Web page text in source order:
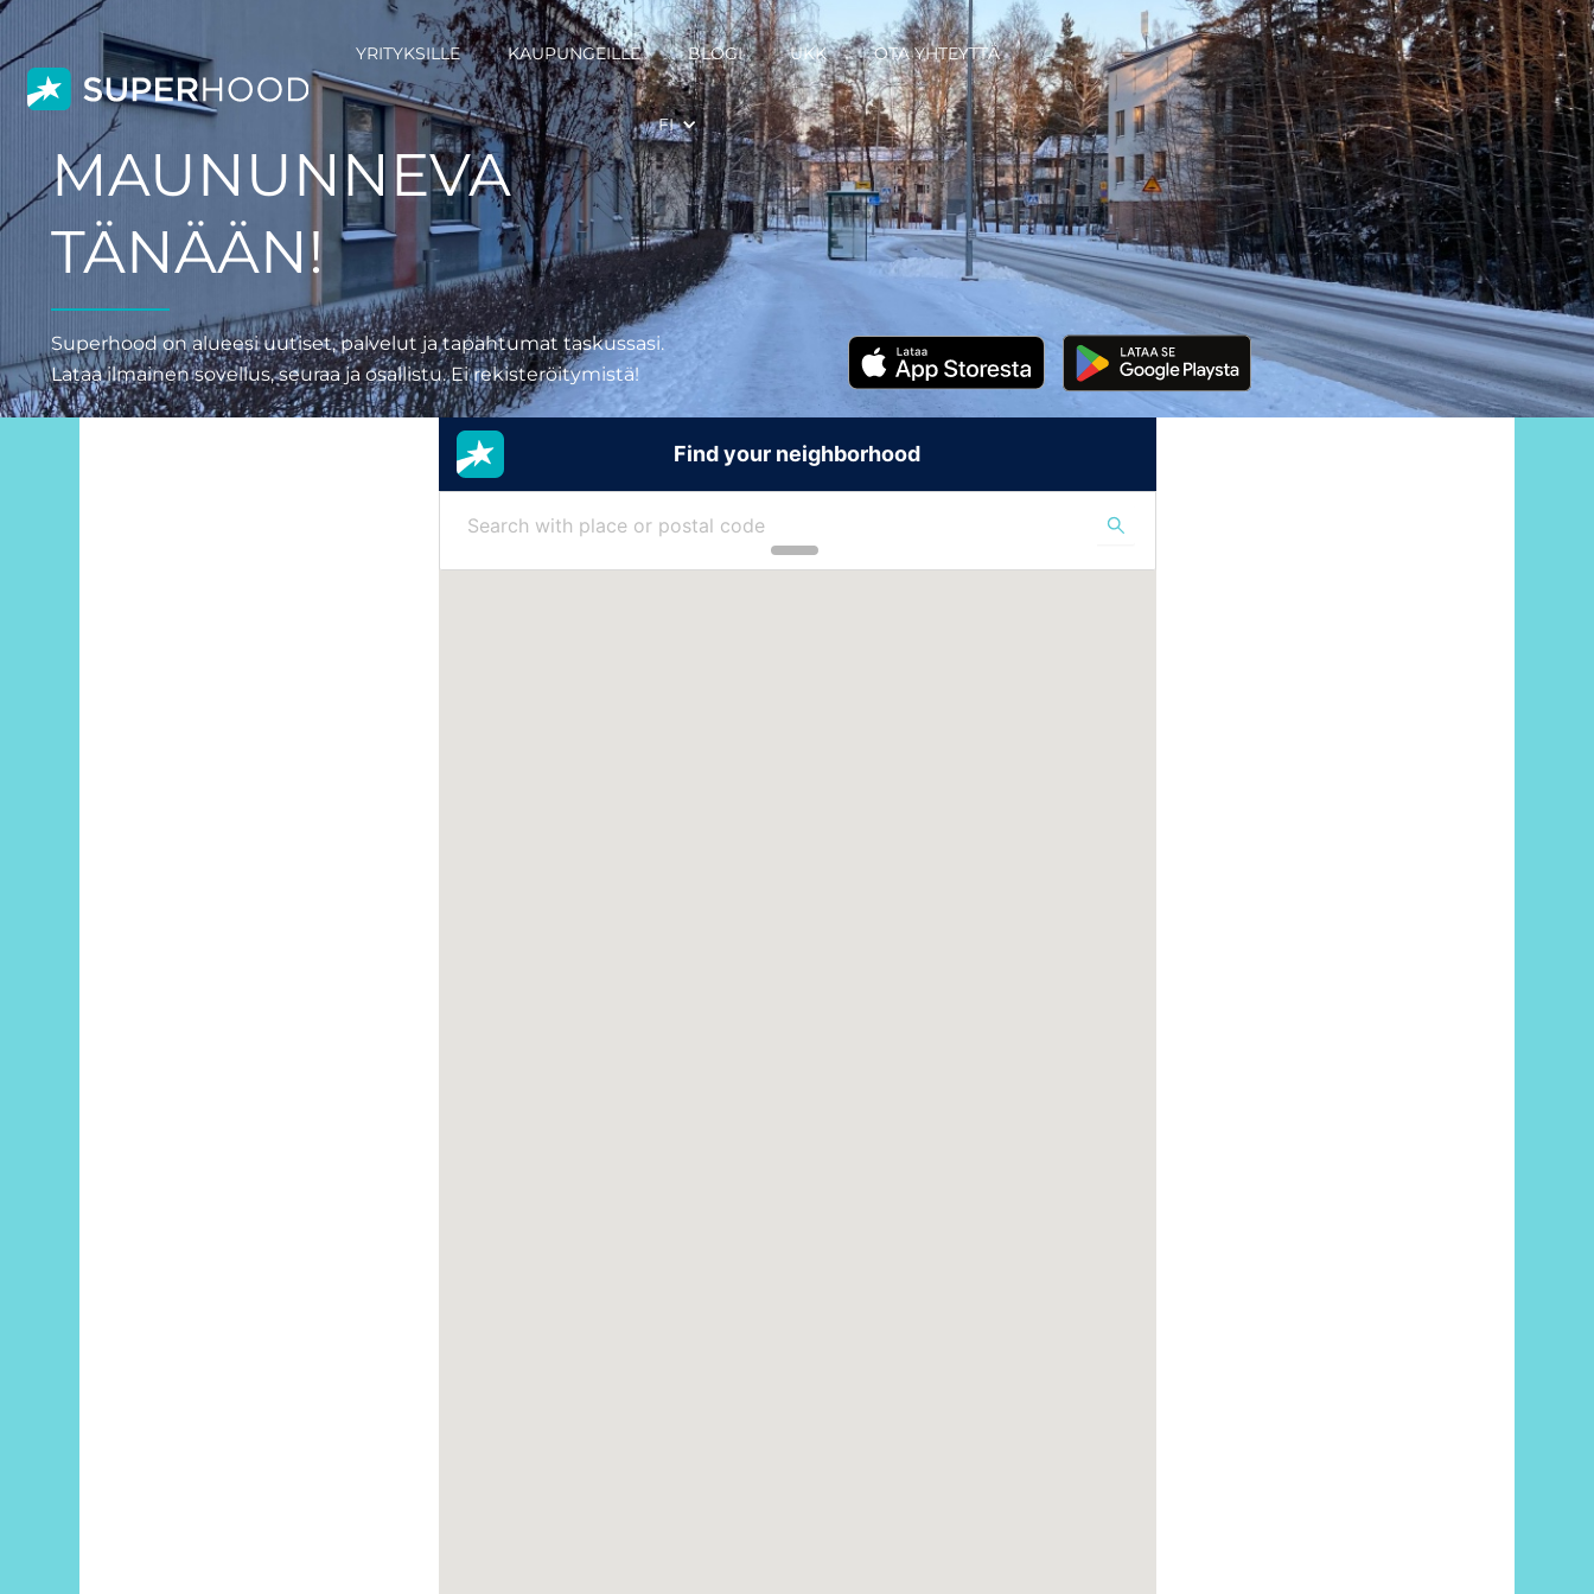
YRITYKSILLE KAUPUNGEILLE BLOGI UKK OTA YHTEYTTÄ
FI
MAUNUNNEVA
TÄNÄÄN!
Superhood on alueesi uutiset, palvelut ja tapahtumat taskussasi.
Lataa ilmainen sovellus, seuraa ja osallistu. Ei rekisteröitymistä!